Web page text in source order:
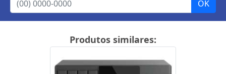
Produtos similares: